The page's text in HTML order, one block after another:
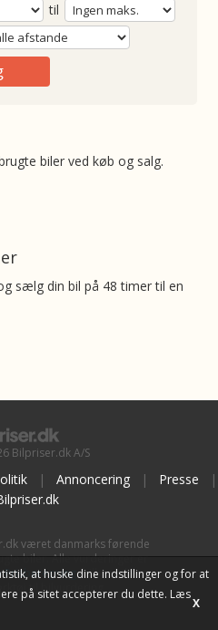
til
biler ved køb og salg.
sælg din bil på 48 timer til en
Bilpriser.dk A/S
| Annoncering | Presse
|
været danmarks førende
biler. Alle vurderinger er
, bilbranchens
til bilvurdering.
at huske dine indstillinger og for at
på sitet accepterer du dette. Læs
X